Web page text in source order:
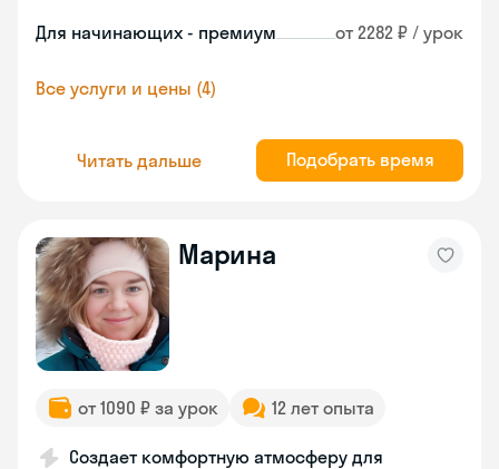
Для начинающих - премиум от 2282 ₽ / урок
Все услуги и цены (4)
Читать дальше Подобрать время
Марина
от 1090 ₽ за урок 12 лет опыта
Создает комфортную атмосферу для